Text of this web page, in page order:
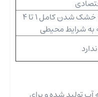
حدود 1 تا 2 ساعت؛ خشک شدن کامل 1 تا 4
شرایط محیطی
ندارد